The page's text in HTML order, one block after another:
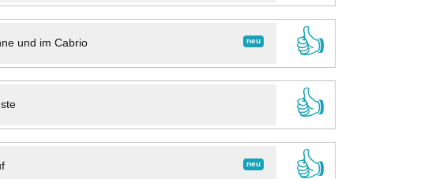
neu
und im Cabrio
👍
👍
neu
👍